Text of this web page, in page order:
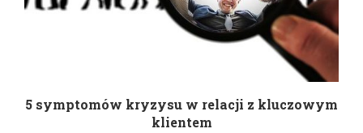
5 symptomów kryzysu w relacji z kluczowym
klientem